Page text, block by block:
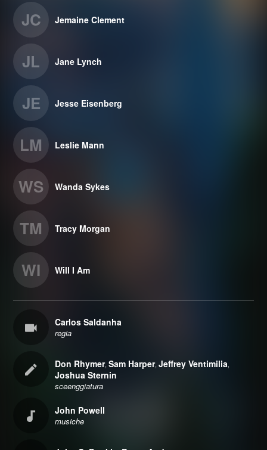
JC Jemaine Clement
JL Jane Lynch
JE Jesse Eisenberg
LM Leslie Mann
WS Wanda Sykes
TM Tracy Morgan
WI Will I Am
Carlos Saldanha
regia
Don Rhymer,Sam Harper,Jeffrey Ventimilia,
Joshua Sternin
sceenggiatura
John Powell
musiche